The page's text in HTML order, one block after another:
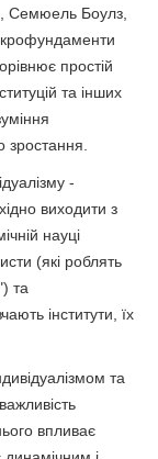
Семюель Боулз,
простій
та інших
зростання.
-
виходити з
науці
(які роблять
та
інститути, їх
та
впливає